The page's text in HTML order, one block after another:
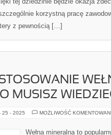
korzystną pracę
z pewnością […]
MUSISZ
25 - 2025 MOŻLIWOŚĆ
Wełna mineralna to